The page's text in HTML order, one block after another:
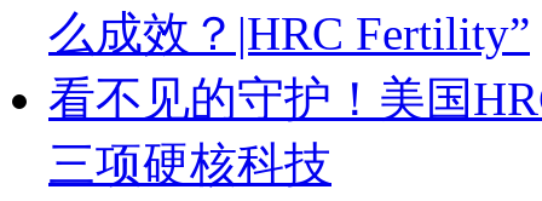
么成效？|HRC Fertility”
看不见的守护！美国
三项硬核科技